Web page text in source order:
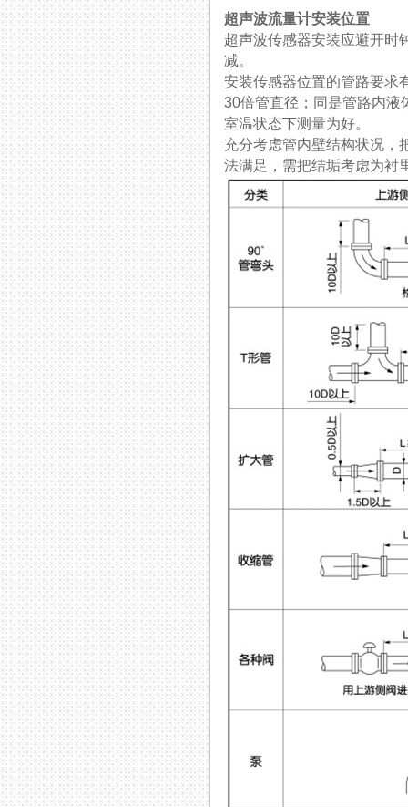
超声波流量计安装位置
超声波传感器安装应避开时钟
减。
安装传感器位置的管路要求有
30倍管直径；同是管路内
室温状态下测量为好。
充分考虑管内壁结构状况
法满足，需把结垢考虑为衬